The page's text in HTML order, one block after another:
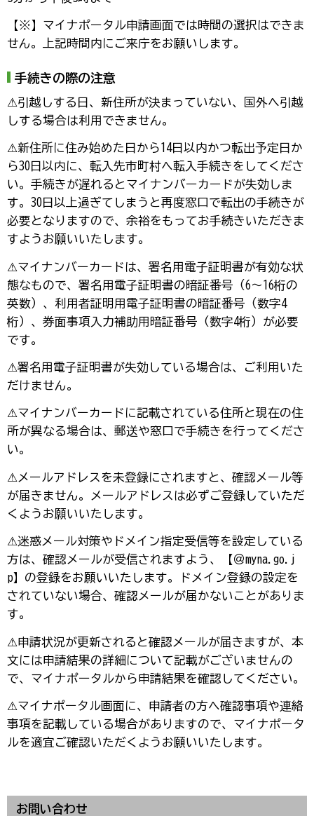
【※】マイナポータル申請画面では時間の選択はできま
せん。上記時間内にご来庁をお願いします。
手続きの際の注意
⚠引越しする日、新住所が決まっていない、国外へ引越
しする場合は利用できません。
⚠新住所に住み始めた日から14日以内かつ転出予定日か
ら30日以内に、転入先市町村へ転入手続きをしてくださ
い。手続きが遅れるとマイナンバーカードが失効しま
す。30日以上過ぎてしまうと再度窓口で転出の手続きが
必要となりますので、余裕をもってお手続きいただきま
すようお願いいたします。
⚠マイナンバーカードは、署名用電子証明書が有効な状
態なもので、署名用電子証明書の暗証番号（6～16桁の
英数）、利用者証明用電子証明書の暗証番号（数字4
桁）、券面事項入力補助用暗証番号（数字4桁）が必要
です。
⚠署名用電子証明書が失効している場合は、ご利用いた
だけません。
⚠マイナンバーカードに記載されている住所と現在の住
所が異なる場合は、郵送や窓口で手続きを行ってくださ
い。
⚠メールアドレスを未登録にされますと、確認メール等
が届きません。メールアドレスは必ずご登録していただ
くようお願いいたします。
⚠迷惑メール対策やドメイン指定受信等を設定している
方は、確認メールが受信されますよう、【＠myna.go.j
p】の登録をお願いいたします。ドメイン登録の設定を
されていない場合、確認メールが届かないことがありま
す。
⚠申請状況が更新されると確認メールが届きますが、本
文には申請結果の詳細について記載がございませんの
で、マイナポータルから申請結果を確認してください。
⚠マイナポータル画面に、申請者の方へ確認事項や連絡
事項を記載している場合がありますので、マイナポータ
ルを適宜ご確認いただくようお願いいたします。
お問い合わせ